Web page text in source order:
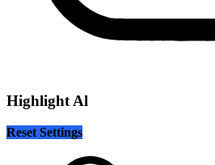
Highlight Al
Reset Settings